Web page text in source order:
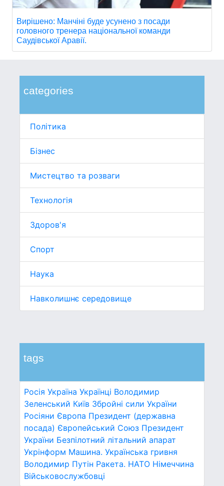
categories
Політика
Бізнес
Мистецтво та розваги
Технологія
Здоров'я
Спорт
Наука
Навколишнє середовище
tags
Росія Україна Українці Володимир
Зеленський Київ Збройні сили України
Росіяни Європа Президент (державна
посада) Європейський Союз Президент
України Безпілотний літальний апарат
Укрінформ Машина. Українська гривня
Володимир Путін Ракета. НАТО Німеччина
Військовослужбовці
Вирішено: Манчіні буде усунено з посади
головного тренера національної команди
Саудівської Аравії.